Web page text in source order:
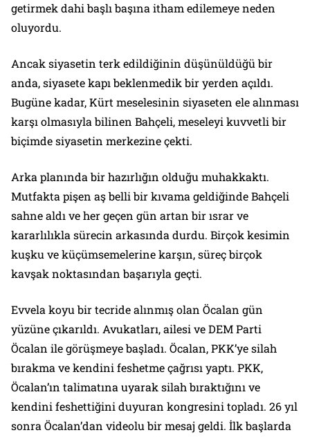
getirmek dahi başlı başına itham edilemeye neden
oluyordu.
Ancak siyasetin terk edildiğinin düşünüldüğü bir
anda, siyasete kapı beklenmedik bir yerden açıldı.
Bugüne kadar, Kürt meselesinin siyaseten ele alınması
karşı olmasıyla bilinen Bahçeli, meseleyi kuvvetli bir
biçimde siyasetin merkezine çekti.
Arka planında bir hazırlığın olduğu muhakkaktı.
Mutfakta pişen aş belli bir kıvama geldiğinde Bahçeli
sahne aldı ve her geçen gün artan bir ısrar ve
kararlılıkla sürecin arkasında durdu. Birçok kesimin
kuşku ve küçümsemelerine karşın, süreç birçok
kavşak noktasından başarıyla geçti.
Evvela koyu bir tecride alınmış olan Öcalan gün
yüzüne çıkarıldı. Avukatları, ailesi ve DEM Parti
Öcalan ile görüşmeye başladı. Öcalan, PKK’ye silah
bırakma ve kendini feshetme çağrısı yaptı. PKK,
Öcalan’ın talimatına uyarak silah bıraktığını ve
kendini feshettiğini duyuran kongresini topladı. 26 yıl
sonra Öcalan’dan videolu bir mesaj geldi. İlk başlarda